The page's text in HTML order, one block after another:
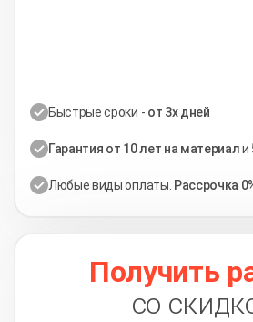
Быстрые сроки - от 3х дней
Гарантия от 10 лет на материали
Любые виды оплаты. Рассрочка
Получить
со